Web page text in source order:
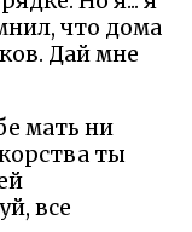
что дома
Дай мне
мать ни
ты
все